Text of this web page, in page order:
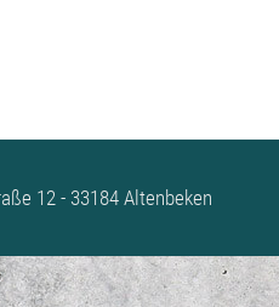
12 - 33184 Altenbeken